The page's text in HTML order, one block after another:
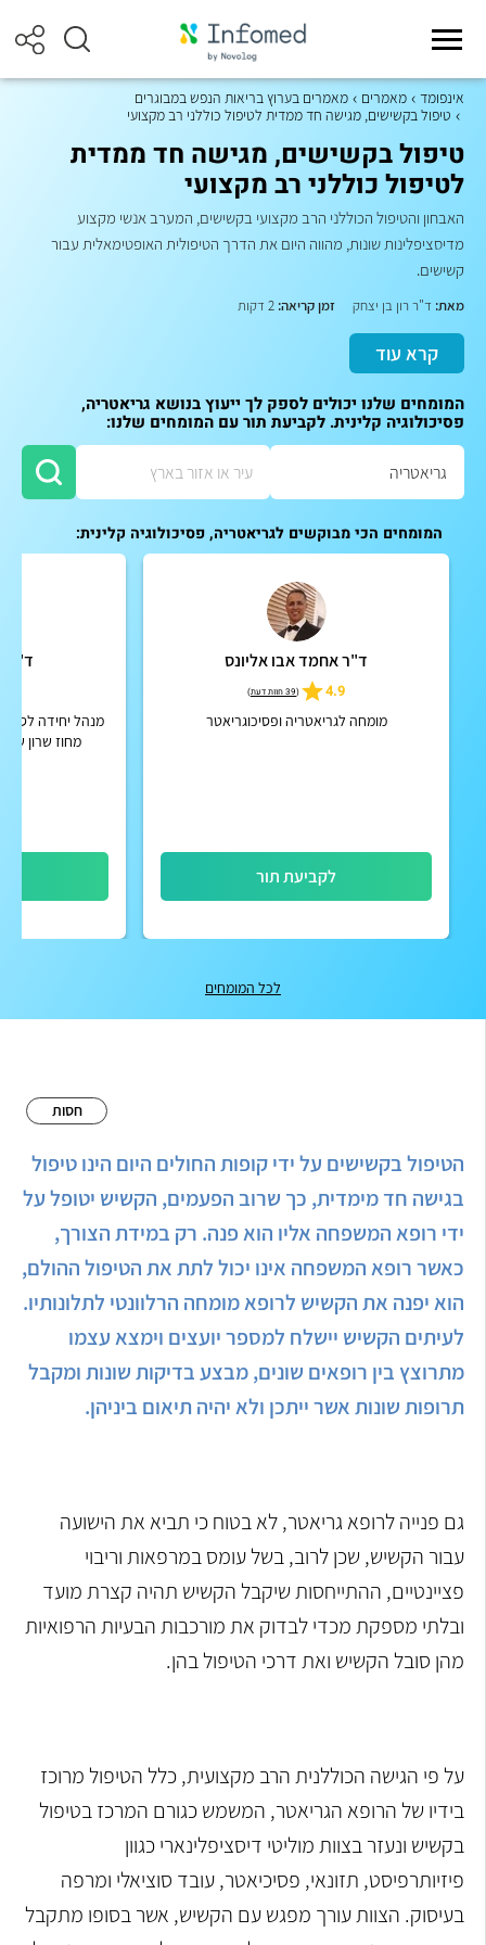
אינפומד מאמרים
מאמרים בערוץ בריאות הנפש במבוגרים
טיפול בקשישים, מגישה חד ממדית לטיפול כוללני רב מקצועי
טיפול בקשישים, מגישה חד ממדית
לטיפול כוללני רב מקצועי
האבחון והטיפול הכוללני הרב מקצועי בקשישים, המערב אנשי מקצוע
מדיסציפלינות שונות, מהווה היום את הדרך הטיפולית האופטימאלית עבור
קשישים.
מאת: ד"ר רון בן יצחק זמן קריאה:
קרא עוד
המומחים שלנו יכולים לספק לך ייעוץ בנושא גריאטריה,
פסיכולוגיה קלינית. לקביעת תור עם המומחים שלנו:
המומחים הכי מבוקשים לגריאטריה, פסיכולוגיה קלינית:
ד"ר אחמד אבו אליונס
4.9
(39 חוות דעת )
מומחה לגריאטריה ופסיכוגריאטר
לקביעת תור
ד"ר
מנהל יחידה
מחוז שרון
לכל המומחים
חסות
הטיפול בקשישים על ידי קופות החולים היום הינו טיפול
בגישה חד מימדית, כך שרוב הפעמים, הקשיש יטופל על
ידי רופא המשפחה אליו הוא פנה. רק במידת הצורך,
כאשר רופא המשפחה אינו יכול לתת את הטיפול ההולם,
הוא יפנה את הקשיש לרופא מומחה הרלוונטי לתלונותיו.
לעיתים הקשיש יישלח למספר יועצים וימצא עצמו
מתרוצץ בין רופאים שונים, מבצע בדיקות שונות ומקבל
תרופות שונות אשר ייתכן ולא יהיה תיאום ביניהן.
גם פנייה לרופא גריאטר, לא בטוח כי תביא את הישועה
עבור הקשיש, שכן לרוב, בשל עומס במרפאות וריבוי
פציינטיים, ההתייחסות שיקבל הקשיש תהיה קצרת מועד
ובלתי מספקת מכדי לבדוק את מורכבות הבעיות הרפואיות
מהן סובל הקשיש ואת דרכי הטיפול בהן.
על פי הגישה הכוללנית הרב מקצועית, כלל הטיפול מרוכז
בידיו של הרופא הגריאטר, המשמש כגורם המרכז בטיפול
בקשיש ונעזר בצוות מוליטי דיסציפלינארי כגוון
פיזיותרפיסט, תזונאי, פסיכיאטר, עובד סוציאלי ומרפה
בעיסוק. הצוות עורך מפגש עם הקשיש, אשר בסופו מתקבל